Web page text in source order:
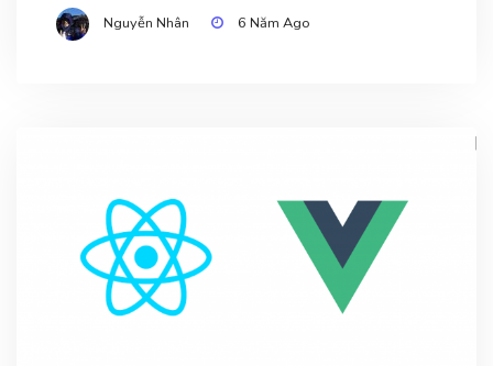
Nguyễn Nhân 6 Năm Ago